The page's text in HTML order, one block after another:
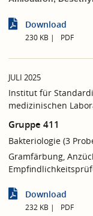
Download
230 KB PDF
JULI 2025
Institut für
medizinischen
Gruppe 411
Bakteriologie (3
Gramfärbung,
Download
232 KB PDF